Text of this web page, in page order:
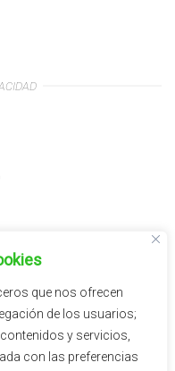
que nos ofrecen
de los usuarios;
y servicios,
con las preferencias